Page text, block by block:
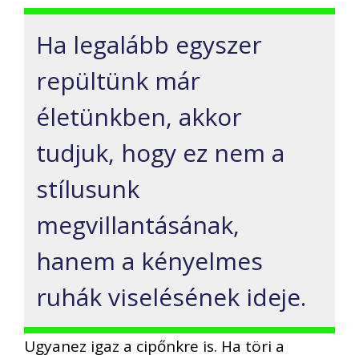
Ha legalább egyszer
repültünk már
életünkben, akkor
tudjuk, hogy ez nem a
stílusunk
megvillantásának,
hanem a kényelmes
ruhák viselésének ideje.
Ugyanez igaz a cipőnkre is. Ha töri a